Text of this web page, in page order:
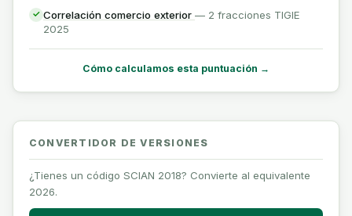
✓ Correlación comercio exterior — 2 fracciones TIGIE
2025
Cómo calculamos esta puntuación →
CONVERTIDOR DE VERSIONES
¿Tienes un código SCIAN 2018? Convierte al equivalente
2026.